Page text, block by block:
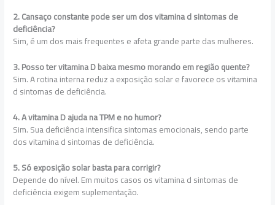
2. Cansaço constante pode ser um dos vitamina d sintomas de
deficiência?
Sim, é um dos mais frequentes e afeta grande parte das mulheres.
3. Posso ter vitamina D baixa mesmo morando em região quente?
Sim. A rotina interna reduz a exposição solar e favorece os vitamina
d sintomas de deficiência.
4. A vitamina D ajuda na TPM e no humor?
Sim. Sua deficiência intensifica sintomas emocionais, sendo parte
dos vitamina d sintomas de deficiência.
5. Só exposição solar basta para corrigir?
Depende do nível. Em muitos casos os vitamina d sintomas de
deficiência exigem suplementação.